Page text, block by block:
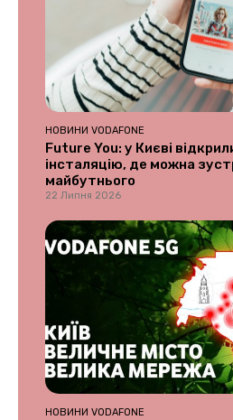
НОВИНИ VODAFONE
Future You: у Києві
інсталяцію, де можна
майбутнього
22 Липня 2026
НОВИНИ VODAFONE